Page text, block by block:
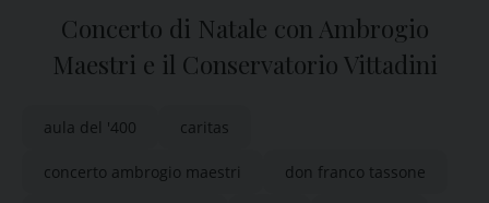
Concerto di Natale con Ambrogio
Maestri e il Conservatorio Vittadini
aula del '400 caritas
concerto ambrogio maestri don franco tassone